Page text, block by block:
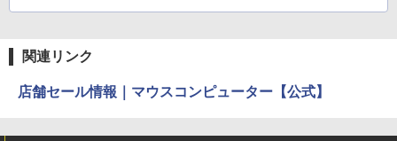
関連リンク
店舗セール情報｜マウスコンピューター【公式】